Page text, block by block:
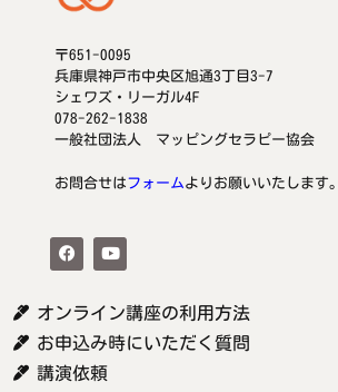
〒651-0095
兵庫県神戸市中央区旭通3丁目3-7
シェワズ・リーガル4F
078-262-1838
一般社団法人 マッピングセラピー協会
お問合せはフォームよりお願いいたします。
オンライン講座の利用方法
お申込み時にいただく質問
講演依頼